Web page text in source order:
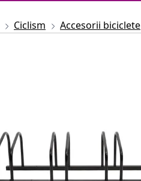
Ciclism Accesorii biciclete